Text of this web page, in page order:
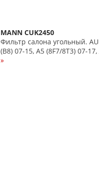
MANN CUK2450
Фильтр салона угольный.
(B8) 07-15, A5 (8F7/8T3) 07-
»